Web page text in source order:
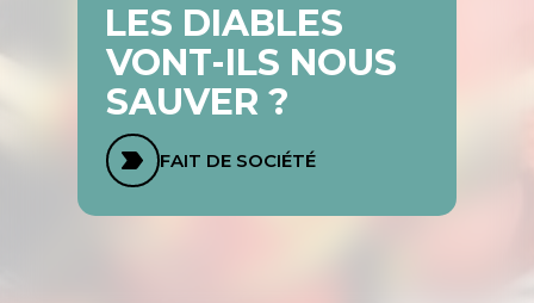
LES DIABLES
VONT-ILS NOUS
SAUVER ?
FAIT DE SOCIÉTÉ